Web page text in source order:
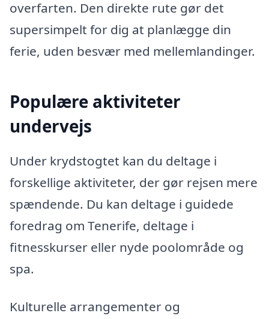
overfarten. Den direkte rute gør det
supersimpelt for dig at planlægge din
ferie, uden besvær med mellemlandinger.
Populære aktiviteter
undervejs
Under krydstogtet kan du deltage i
forskellige aktiviteter, der gør rejsen mere
spændende. Du kan deltage i guidede
foredrag om Tenerife, deltage i
fitnesskurser eller nyde poolområde og
spa.
Kulturelle arrangementer og